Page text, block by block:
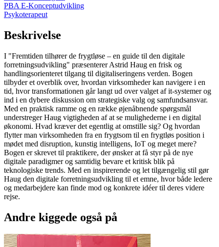
PBA E-Konceptudvikling
Psykoterapeut
Beskrivelse
I "Fremtiden tilhører de frygtløse – en guide til den digitale
forretningsudvikling" præsenterer Astrid Haug en frisk og
handlingsorienteret tilgang til digitaliseringens verden. Bogen
tilbyder et overblik over, hvordan virksomheder kan navigere i en
tid, hvor transformationen går langt ud over valget af it-systemer og
ind i en dybere diskussion om strategiske valg og samfundsansvar.
Med en praktisk ramme og en række øjenåbnende spørgsmål
understreger Haug vigtigheden af at se mulighederne i en digital
økonomi. Hvad kræver det egentlig at omstille sig? Og hvordan
flytter man virksomheden fra en frygtsom til en frygtløs position i
mødet med disruption, kunstig intelligens, IoT og meget mere?
Bogen er skrevet til praktikere, der ønsker at få styr på de nye
digitale paradigmer og samtidig bevare et kritisk blik på
teknologiske trends. Med en inspirerende og let tilgængelig stil gør
Haug den digitale forretningsudvikling til et emne, hvor både ledere
og medarbejdere kan finde mod og konkrete idéer til deres videre
rejse.
Andre kiggede også på